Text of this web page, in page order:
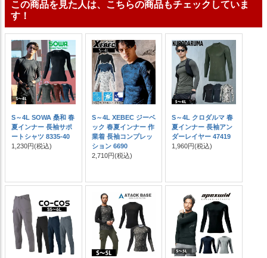
この商品を見た人は、こちらの商品もチェックしていま
す！
S～4L SOWA 桑和 春
夏インナー 長袖サポ
ートシャツ 8335-40
1,230円(税込)
S～4L XEBEC ジーベ
ック 春夏インナー 作
業着 長袖コンプレッ
ション 6690
2,710円(税込)
S～4L クロダルマ 春
夏インナー 長袖アン
ダーレイヤー 47419
1,960円(税込)